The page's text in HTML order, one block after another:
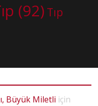
(92) Tıp
Büyük Miletli için